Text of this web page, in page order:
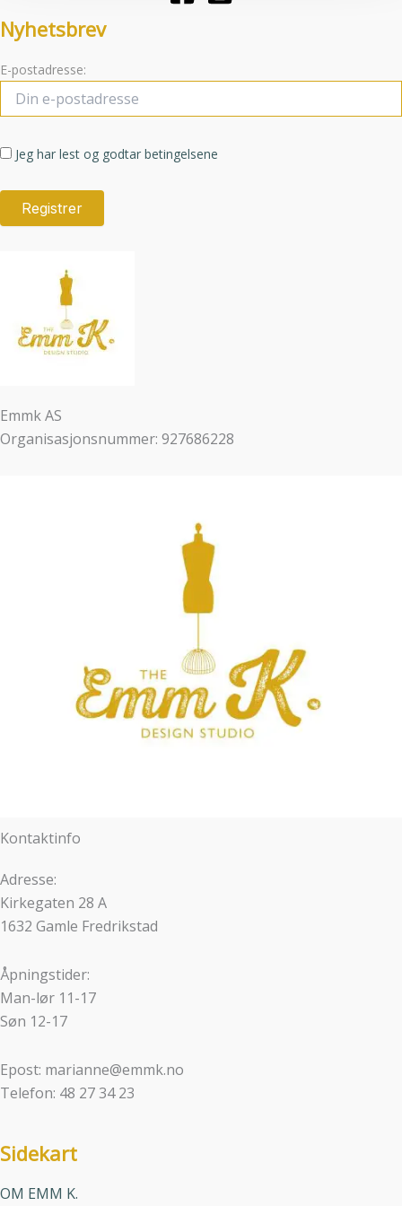
Nyhetsbrev
E-postadresse:
Jeg har lest og godtar betingelsene
Emmk AS
Organisasjonsnummer: 927686228
Kontaktinfo
Adresse:
Kirkegaten 28 A
1632 Gamle Fredrikstad
Åpningstider:
Man-lør 11-17
Søn 12-17
Epost: marianne@emmk.no
Telefon: 48 27 34 23
Sidekart
OM EMM K.